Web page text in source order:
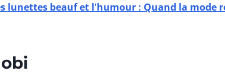
lunettes beauf et l'humour : Quand la mode